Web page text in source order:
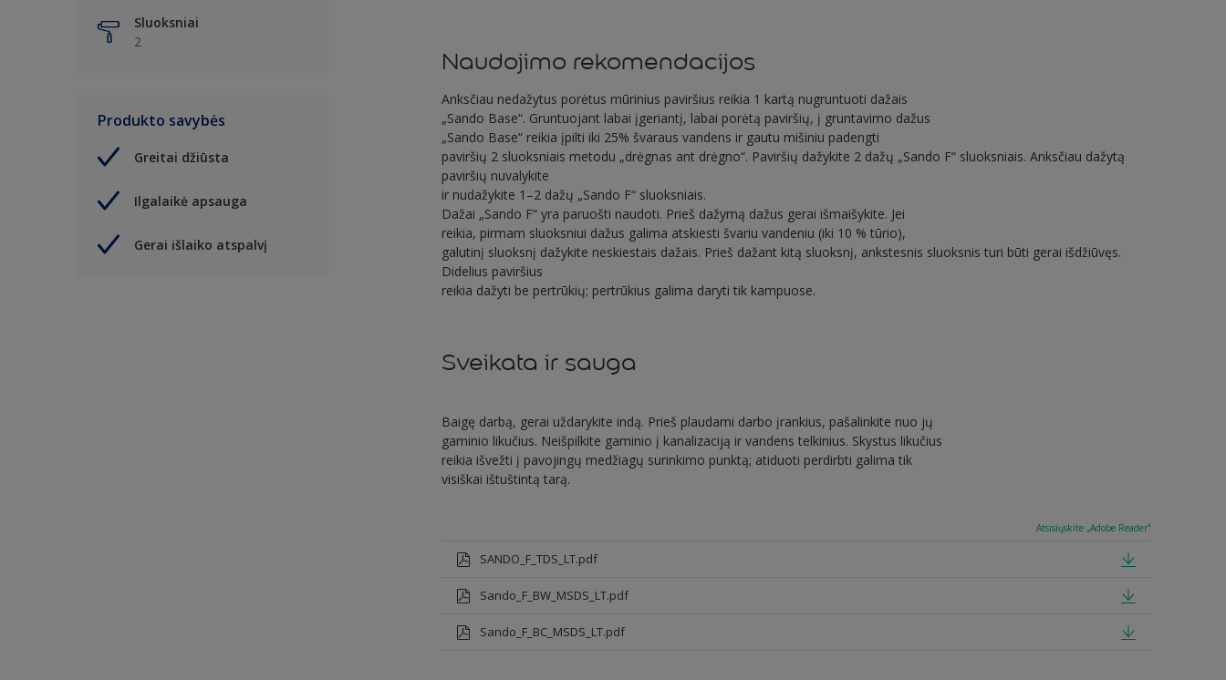
Sluoksniai
2
Produkto savybės
Greitai džiūsta
Ilgalaikė apsauga
Gerai išlaiko atspalvį
Naudojimo rekomendacijos
Anksčiau nedažytus porėtus mūrinius paviršius reikia 1 kartą nugruntuoti dažais
„Sando Base“. Gruntuojant labai įgeriantį, labai porėtą paviršių, į gruntavimo dažus
„Sando Base“ reikia įpilti iki 25% švaraus vandens ir gautu mišiniu padengti
paviršių 2 sluoksniais metodu „drėgnas ant drėgno“. Paviršių dažykite 2 dažų „Sando F“ sluoksniais. Anksčiau dažytą
paviršių nuvalykite
ir nudažykite 1–2 dažų „Sando F“ sluoksniais.
Dažai „Sando F“ yra paruošti naudoti. Prieš dažymą dažus gerai išmaišykite. Jei
reikia, pirmam sluoksniui dažus galima atskiesti švariu vandeniu (iki 10 % tūrio),
galutinį sluoksnį dažykite neskiestais dažais. Prieš dažant kitą sluoksnį, ankstesnis sluoksnis turi būti gerai išdžiūvęs.
Didelius paviršius
reikia dažyti be pertrūkių; pertrūkius galima daryti tik kampuose.
Sveikata ir sauga
Baigę darbą, gerai uždarykite indą. Prieš plaudami darbo įrankius, pašalinkite nuo jų
gaminio likučius. Neišpilkite gaminio į kanalizaciją ir vandens telkinius. Skystus likučius
reikia išvežti į pavojingų medžiagų surinkimo punktą; atiduoti perdirbti galima tik
visiškai ištuštintą tarą.
Atsisiųskite „Adobe Reader“
SANDO_F_TDS_LT.pdf
Sando_F_BW_MSDS_LT.pdf
Sando_F_BC_MSDS_LT.pdf